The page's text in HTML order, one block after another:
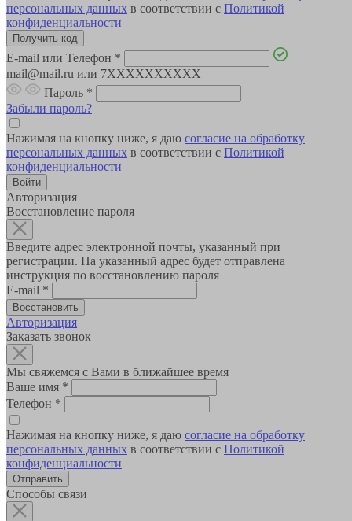
персональных данных в соответствии с Политикой
конфиденциальности
E-mail или Телефон *
mail@mail.ru или 7XXXXXXXXXX
Пароль *
Забыли пароль?
Нажимая на кнопку ниже, я даю согласие на обработку
персональных данных в соответствии с Политикой
конфиденциальности
Авторизация
Восстановление пароля
Введите адрес электронной почты, указанный при
регистрации. На указанный адрес будет отправлена
инструкция по восстановлению пароля
E-mail *
Авторизация
Заказать звонок
Мы свяжемся с Вами в ближайшее время
Ваше имя *
Телефон *
Нажимая на кнопку ниже, я даю согласие на обработку
персональных данных в соответствии с Политикой
конфиденциальности
Способы связи